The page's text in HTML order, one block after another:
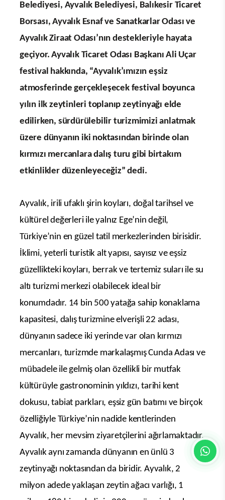
Belediyesi, Ayvalık Belediyesi, Balıkesir Ticaret
Borsası, Ayvalık Esnaf ve Sanatkarlar Odası ve
Ayvalık Ziraat Odası’nın destekleriyle hayata
geçiyor. Ayvalık Ticaret Odası Başkanı Ali Uçar
festival hakkında, “Ayvalık’ımızın eşsiz
atmosferinde gerçekleşecek festival boyunca
yılın ilk zeytinleri toplanıp zeytinyağı elde
edilirken, sürdürülebilir turizmimizi anlatmak
üzere dünyanın iki noktasından birinde olan
kırmızı mercanlara dalış turu gibi birtakım
etkinlikler düzenleyeceğiz” dedi.
Ayvalık, irili ufaklı şirin koyları, doğal tarihsel ve
kültürel değerleri ile yalnız Ege’nin değil,
Türkiye’nin en güzel tatil merkezlerinden birisidir.
İklimi, yeterli turistik alt yapısı, sayısız ve eşsiz
güzellikteki koyları, berrak ve tertemiz suları ile su
altı turizmi merkezi olabilecek ideal bir
konumdadır. 14 bin 500 yatağa sahip konaklama
kapasitesi, dalış turizmine elverişli 22 adası,
dünyanın sadece iki yerinde var olan kırmızı
mercanları, turizmde markalaşmış Cunda Adası ve
mübadele ile gelmiş olan özellikli bir mutfak
kültürüyle gastronominin yıldızı, tarihi kent
dokusu, tabiat parkları, eşsiz gün batımı ve birçok
özelliğiyle Türkiye’nin nadide kentlerinden
Ayvalık, her mevsim ziyaretçilerini ağırlamaktadır.
Ayvalık aynı zamanda dünyanın en ünlü 3
zeytinyağı noktasından da biridir. Ayvalık, 2
milyon adede yaklaşan zeytin ağacı varlığı, 1